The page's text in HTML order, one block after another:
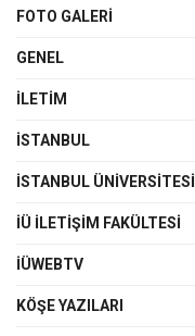
FOTO GALERI
GENEL
İLETIM
İSTANBUL
İSTANBUL ÜNIVERSITESI
İÜ İLETIŞIM FAKÜLTESI
İÜWEBTV
KÖŞE YAZILARI